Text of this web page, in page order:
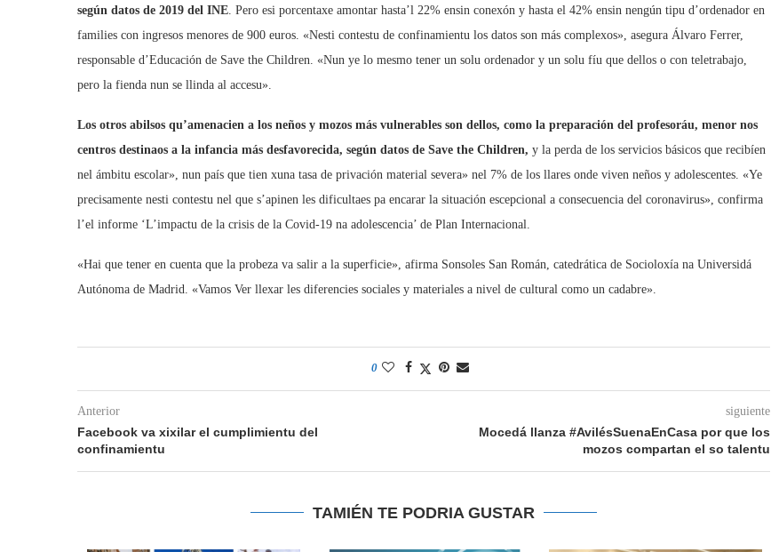
según datos de 2019 del INE . Pero esi porcentaxe amontar hasta’l 22% ensin conexón y hasta el 42% ensin nengún tipu d’ordenador en
families con ingresos menores de 900 euros. «Nesti contestu de confinamientu los datos son más complexos», asegura Álvaro Ferrer,
responsable d’Educación de Save the Children. «Nun ye lo mesmo tener un solu ordenador y un solu fíu que dellos o con teletrabajo,
pero la fienda nun se llinda al accesu».
Los otros abilsos qu’amenacien a los neños y mozos más vulnerables son dellos, como la preparación del profesoráu, menor nos
centros destinaos a la infancia más desfavorecida, según datos de Save the Children, y la perda de los servicios básicos que recibíen
nel ámbitu escolar», nun país que tien xuna tasa de privación material severa» nel 7% de los llares onde viven neños y adolescentes. «Ye
precisamente nesti contestu nel que s’apinen les dificultaes pa encarar la situación escepcional a consecuencia del coronavirus», confirma
l’el informe ‘L’impactu de la crisis de la Covid-19 na adolescencia’ de Plan Internacional.
«Hai que tener en cuenta que la probeza va salir a la superficie», afirma Sonsoles San Román, catedrática de Socioloxía na Universidá
Autónoma de Madrid. «Vamos Ver llexar les diferencies sociales y materiales a nivel de cultural como un cadabre».
0
Anterior
Facebook va xixilar el cumplimientu del
confinamientu
siguiente
Mocedá llanza #AvilésSuenaEnCasa por que los
mozos compartan el so talentu
TAMIÉN TE PODRIA GUSTAR